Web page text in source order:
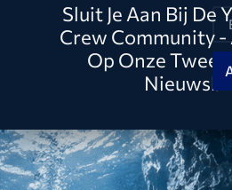
Sluit Je Aan Bij De
Crew Community -
Op Onze